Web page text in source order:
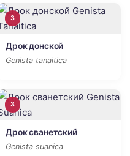
3
Дрок донской
Genista tanaitica
3
Дрок сванетский
Genista suanica